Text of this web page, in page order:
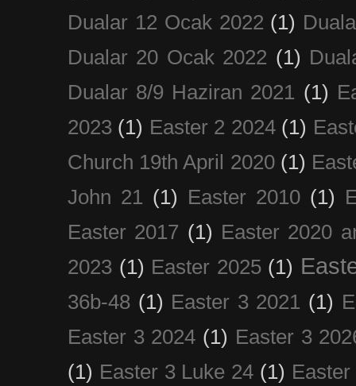
Dualar 12 Ocak 2022 (1)
Dualar 20 Ocak 2022 (1)
Dualar 8/9 Haziran 2021 (1)
2023 (1) Easter 2 2024 (1)
Church 19th April 2020 (1)
John 21 (1) Easter 2010 (1)
Easter 2017 (1) Easter 2020
2023 (1) Easter 2025 (1)
36b-48 (1) Easter 3 2021 (1)
Easter 3 2024 (1) Easter 3
(1) Easter 3 Luke 24 (1)